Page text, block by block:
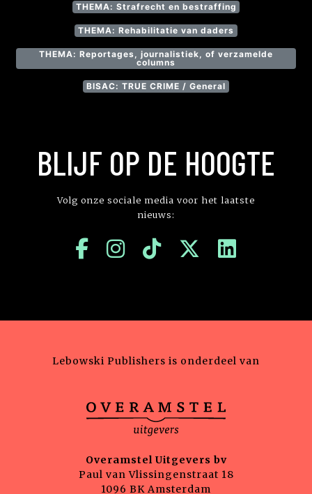
THEMA: Strafrecht en bestraffing
THEMA: Rehabilitatie van daders
THEMA: Reportages, journalistiek, of verzamelde
columns
BISAC: TRUE CRIME / General
BLIJF OP DE HOOGTE
Volg onze sociale media voor het laatste
nieuws:
Lebowski Publishers is onderdeel van
Overamstel Uitgevers bv
Paul van Vlissingenstraat 18
1096 BK Amsterdam